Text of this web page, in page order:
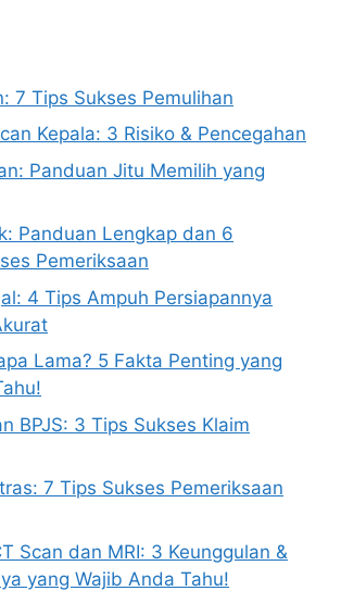
7 Tips Sukses Pemulihan
Kepala: 3 Risiko & Pencegahan
Panduan Jitu Memilih yang
Panduan Lengkap dan 6
Pemeriksaan
4 Tips Ampuh Persiapannya
Lama? 5 Fakta Penting yang
BPJS: 3 Tips Sukses Klaim
7 Tips Sukses Pemeriksaan
Scan dan MRI: 3 Keunggulan &
yang Wajib Anda Tahu!